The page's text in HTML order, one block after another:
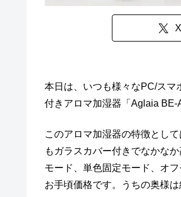
X
本日は、いつも様々なPC/スマ
付きアロマ加湿器「Aglaia BE-
このアロマ加湿器の特徴とし
もガラスカバー付きでなかな
モード、単色固定モード、オ
お手頃価格です。うちの奥様は